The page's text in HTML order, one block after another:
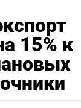
15% к